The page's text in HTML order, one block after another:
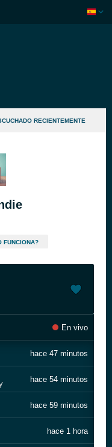
RECIENTEMENTE
FUNCIONA?
En vivo
hace 47 minutos
hace 54 minutos
hace 59 minutos
hace 1 hora